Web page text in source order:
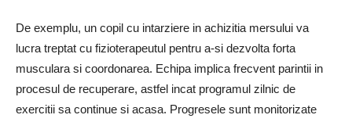
De exemplu, un copil cu intarziere in achizitia mersului va
lucra treptat cu fizioterapeutul pentru a-si dezvolta forta
musculara si coordonarea. Echipa implica frecvent parintii in
procesul de recuperare, astfel incat programul zilnic de
exercitii sa continue si acasa. Progresele sunt monitorizate